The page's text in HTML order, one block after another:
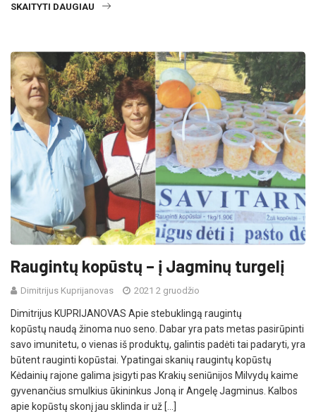
SKAITYTI DAUGIAU
Raugintų kopūstų – į Jagminų turgelį
Dimitrijus Kuprijanovas 2021 2 gruodžio
Dimitrijus KUPRIJANOVAS Apie stebuklingą raugintų
kopūstų naudą žinoma nuo seno. Dabar yra pats metas pasirūpinti
savo imunitetu, o vienas iš produktų, galintis padėti tai padaryti, yra
būtent rauginti kopūstai. Ypatingai skanių raugintų kopūstų
Kėdainių rajone galima įsigyti pas Krakių seniūnijos Milvydų kaime
gyvenančius smulkius ūkininkus Joną ir Angelę Jagminus. Kalbos
apie kopūstų skonį jau sklinda ir už […]